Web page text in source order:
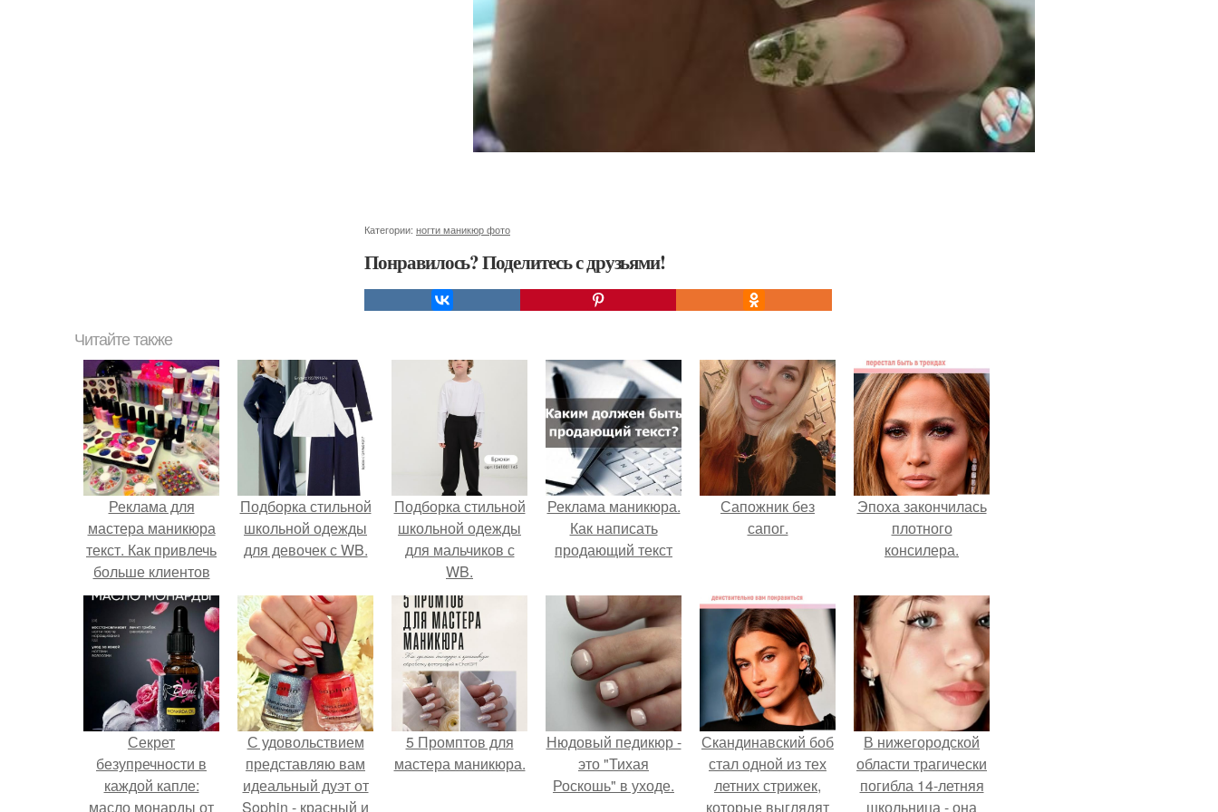
Категории: ногти маникюр фото
Понравилось? Поделитесь с друзьями!
Читайте также
Реклама для
мастера маникюра
текст. Как привлечь
больше клиентов
на маникюр
Подборка стильной
школьной одежды
для девочек с WB.
Подборка стильной
школьной одежды
для мальчиков с
WB.
Реклама маникюра.
Как написать
продающий текст
Сапожник без
сапог.
Эпоха закончилась
плотного
консилера.
Секрет
безупречности в
каждой капле:
масло монарды от
С удовольствием
представляю вам
идеальный дуэт от
Sophin - красный и
5 Промптов для
мастера маникюра.
Нюдовый педикюр -
это "Тихая
Роскошь" в уходе.
Скандинавский боб
стал одной из тех
летних стрижек,
которые выглядят
В нижегородской
области трагически
погибла 14-летняя
школьница - она